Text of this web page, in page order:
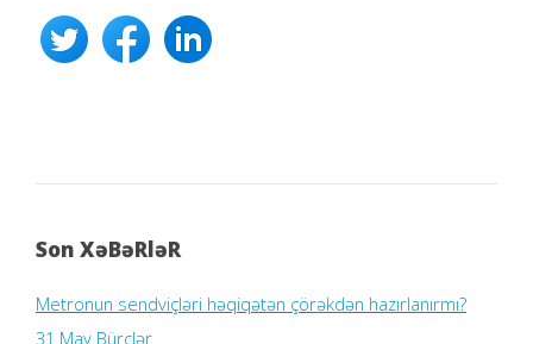
Son XəBəRləR
Metronun sendviçləri həqiqətən çörəkdən hazırlanırmı?
31 May Bürclər